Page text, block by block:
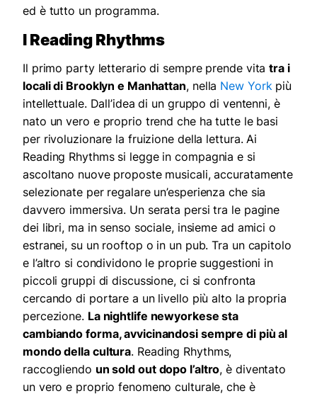
ed è tutto un programma.
I Reading Rhythms
Il primo party letterario di sempre prende vitatra i
locali di Brooklyn e Manhattan, nella New Yorkpiù
intellettuale. Dall’idea di un gruppo di ventenni, è
nato un vero e proprio trend che ha tutte le basi
per rivoluzionare la fruizione della lettura. Ai
Reading Rhythms si legge in compagnia e si
ascoltano nuove proposte musicali, accuratamente
selezionate per regalare un’esperienza che sia
davvero immersiva. Un serata persi tra le pagine
dei libri, ma in senso sociale, insieme ad amici o
estranei, su un rooftop o in un pub. Tra un capitolo
e l’altro si condividono le proprie suggestioni in
piccoli gruppi di discussione, ci si confronta
cercando di portare a un livello più alto la propria
percezione. La nightlife newyorkese sta
cambiando forma, avvicinandosi sempre di più al
mondo della cultura. Reading Rhythms,
raccogliendo un sold out dopo l’altro, è diventato
un vero e proprio fenomeno culturale, che è